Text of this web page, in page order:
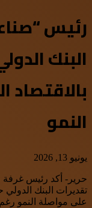
رئيس
البنك
النمو
يونيو 13, 2026
حرير- أكد رئيس غرفة
تقديرات البنك
على مواصلة النمو رغم